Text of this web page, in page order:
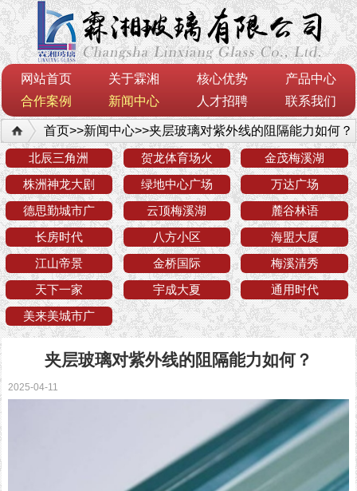
网站首页 关于霖湘 核心优势
产品中心
合作案例
新闻中心 人才招聘 联系我们
首页>>新闻中心>>夹层玻璃对紫外线的阻隔能力如何？
北辰三角洲 贺龙体育场火
金茂梅溪湖
株洲神龙大剧
绿地中心广场
万达广场
德思勤城市广
云顶梅溪湖
麓谷林语
长房时代
八方小区
海盟大厦
江山帝景
金桥国际
梅溪清秀
天下一家
宇成大夏
通用时代
美来美城市广
夹层玻璃对紫外线的阻隔能力如何？
2025-04-11